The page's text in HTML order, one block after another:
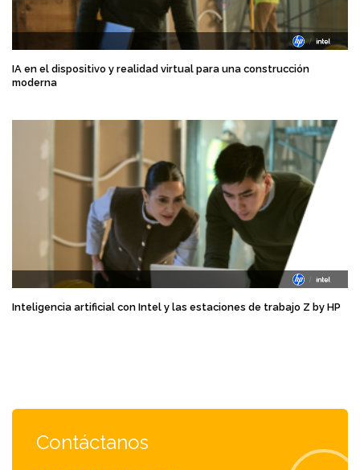
IA en el dispositivo y realidad virtual para una construcción
moderna
Inteligencia artificial con Intel y las estaciones de trabajo Z by HP
Contáctanos